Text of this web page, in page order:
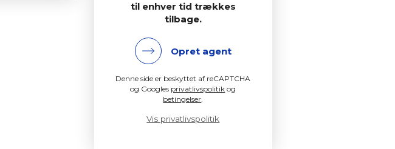
til enhver tid trækkes
tilbage.
Opret agent
Denne side er beskyttet af reCAPTCHA
og Googles privatlivspolitik og
betingelser.
Vis privatlivspolitik